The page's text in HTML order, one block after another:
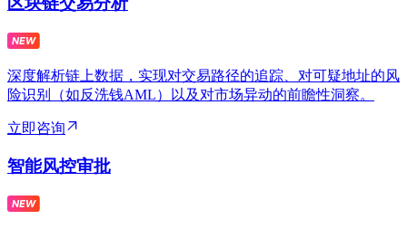
深度解析链上数据，实现对交易路径的追踪、对可疑地址的风
险识别（如反洗钱AML）以及对市场异动的前瞻性洞察。
立即咨询
智能风控审批